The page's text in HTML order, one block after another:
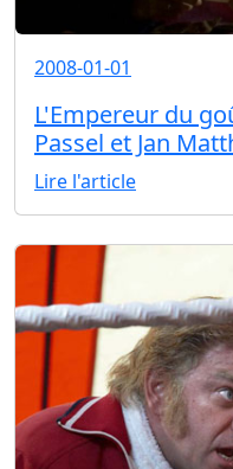
2008-01-01
L'Empereur du
Passel et Jan
Lire l'article